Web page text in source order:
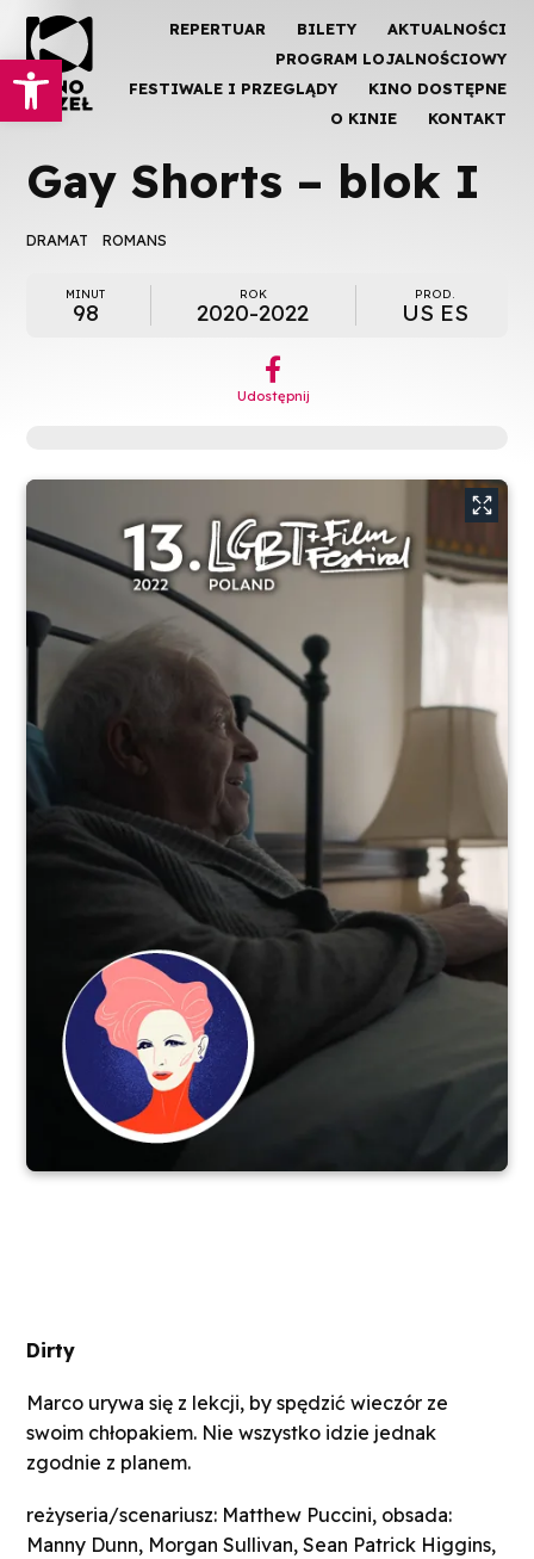
Otwórz pasek narzędzi
REPERTUAR BILETY
AKTUALNOŚCI
PROGRAM LOJALNOŚCIOWY
FESTIWALE I PRZEGLĄDY
KINO DOSTĘPNE
O KINIE
KONTAKT
Gay Shorts – blok I
DRAMAT ROMANS
MINUT
98
ROK
2020-2022
PROD.
US ES
︁
Udostępnij
Dirty
Marco urywa się z lekcji, by spędzić wieczór ze
swoim chłopakiem. Nie wszystko idzie jednak
zgodnie z planem.
reżyseria/scenariusz: Matthew Puccini, obsada:
Manny Dunn, Morgan Sullivan, Sean Patrick Higgins,